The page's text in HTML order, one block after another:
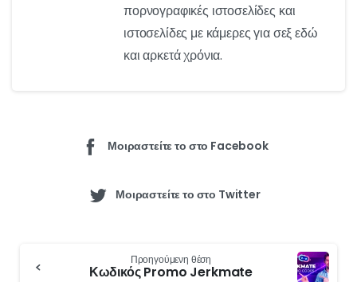
πορνογραφικές ιστοσελίδες και
ιστοσελίδες με κάμερες για σεξ εδώ
και αρκετά χρόνια.
Μοιραστείτε το στο Facebook
Μοιραστείτε το στο Twitter
Προηγούμενη θέση
Κωδικός Promo Jerkmate